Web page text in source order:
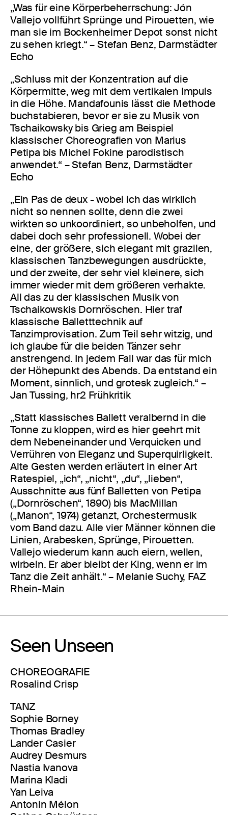
„Was für eine Körperbeherrschung: Jón
Vallejo vollführt Sprünge und Pirouetten, wie
man sie im Bockenheimer Depot sonst nicht
zu sehen kriegt.“ – Stefan Benz, Darmstädter
Echo
„Schluss mit der Konzentration auf die
Körpermitte, weg mit dem vertikalen Impuls
in die Höhe. Mandafounis lässt die Methode
buchstabieren, bevor er sie zu Musik von
Tschaikowsky bis Grieg am Beispiel
klassischer Choreografien von Marius
Petipa bis Michel Fokine parodistisch
anwendet.“ – Stefan Benz, Darmstädter
Echo
„Ein Pas de deux - wobei ich das wirklich
nicht so nennen sollte, denn die zwei
wirkten so unkoordiniert, so unbeholfen, und
dabei doch sehr professionell. Wobei der
eine, der größere, sich elegant mit grazilen,
klassischen Tanzbewegungen ausdrückte,
und der zweite, der sehr viel kleinere, sich
immer wieder mit dem größeren verhakte.
All das zu der klassischen Musik von
Tschaikowskis Dornröschen. Hier traf
klassische Balletttechnik auf
Tanzimprovisation. Zum Teil sehr witzig, und
ich glaube für die beiden Tänzer sehr
anstrengend. In jedem Fall war das für mich
der Höhepunkt des Abends. Da entstand ein
Moment, sinnlich, und grotesk zugleich.“ –
Jan Tussing, hr2 Frühkritik
„Statt klassisches Ballett veralbernd in die
Tonne zu kloppen, wird es hier geehrt mit
dem Nebeneinander und Verquicken und
Verrühren von Eleganz und Superquirligkeit.
Alte Gesten werden erläutert in einer Art
Ratespiel, „ich“, „nicht“, „du“, „lieben“,
Ausschnitte aus fünf Balletten von Petipa
(„Dornröschen“, 1890) bis MacMillan
(„Manon“, 1974) getanzt, Orchestermusik
vom Band dazu. Alle vier Männer können die
Linien, Arabesken, Sprünge, Pirouetten.
Vallejo wiederum kann auch eiern, wellen,
wirbeln. Er aber bleibt der King, wenn er im
Tanz die Zeit anhält.“ – Melanie Suchy, FAZ
Rhein-Main
Seen Unseen
CHOREOGRAFIE
Rosalind Crisp
TANZ
Sophie Borney
Thomas Bradley
Lander Casier
Audrey Desmurs
Nastia Ivanova
Marina Kladi
Yan Leiva
Antonin Mélon